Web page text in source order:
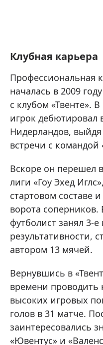
Клубная карьера
Профессиональная
началась в 2009
с клубом «Твенте».
игрок
Нидерландов,
встречи с командой
Вскоре он перешел
лиги «Гоу Эхед
стартовом составе
ворота соперников.
футболист занял 3-е
результативности,
автором 13 мячей.
Вернувшись в
времени проводить
высоких игровых
голов в 31 матче.
заинтересовались
«Ювентус» и